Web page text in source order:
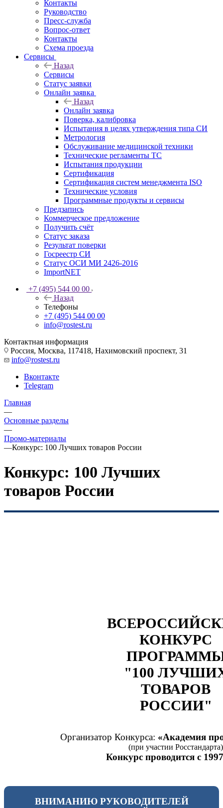
Контакты
Руководство
Пресс-служба
Вопрос-ответ
Контакты
Схема проезда
Сервисы
Назад
Сервисы
Статус заявки
Онлайн заявка
Назад
Онлайн заявка
Поверка, калибровка
Испытания в целях утверждения типа СИ
Метрология
Обслуживание медицинской техники
Технические регламенты ТС
Испытания продукции
Сертификация
Сертификация систем менеджмента ISO
Технические условия
Программные продукты и сервисы
Предзапись
Коммерческое предложение
Получить счёт
Статус заказа
Результат поверки
Госреестр СИ
Статус ОСИ МИ 2426-2016
ImportNET
+7 (495) 544 00 00
Назад
Телефоны
+7 (495) 544 00 00
info@rostest.ru
Контактная информация
Россия, Москва, 117418, Нахимовский проспект, 31
info@rostest.ru
Вконтакте
Telegram
Главная
—
Основные разделы
—
Промо-материалы
—Конкурс: 100 Лучших товаров России
Конкурс: 100 Лучших
товаров России
КОНКУРС
"100
ТОВАРОВ
РОССИИ"
Организатор Конкурса: «Академия
(при участии Росстандарта)
Конкурс проводится с
ВНИМАНИЮ РУКОВОДИТЕЛЕЙ